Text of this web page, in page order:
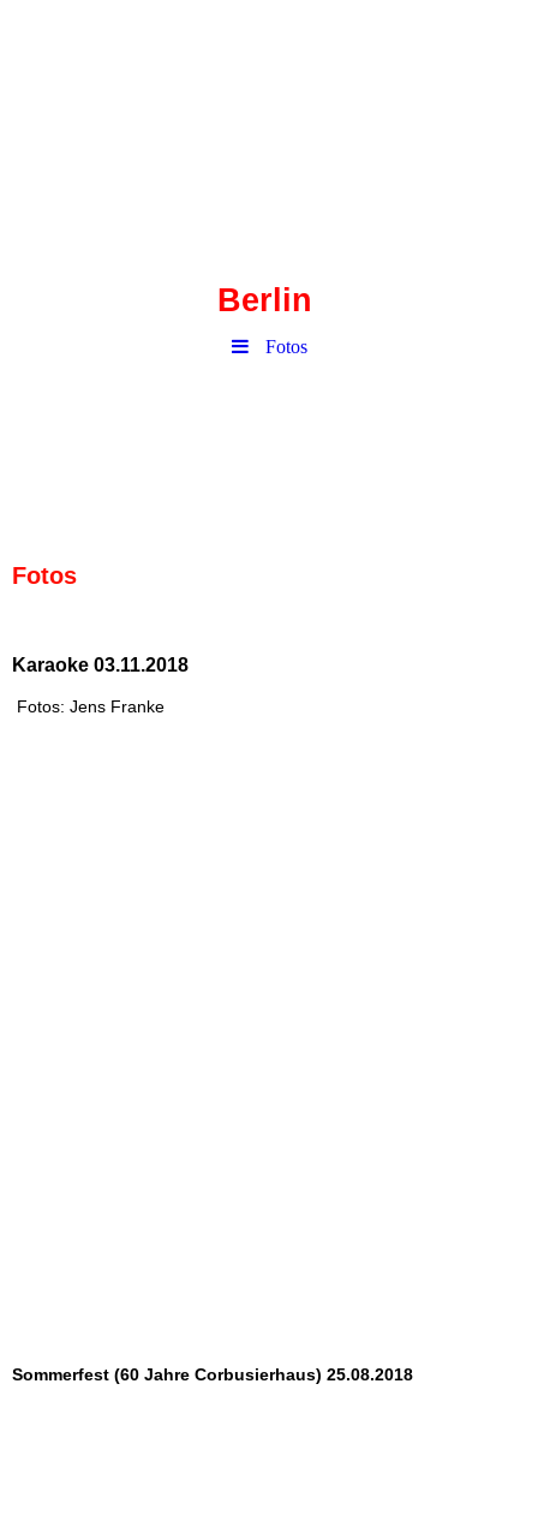
Berlin
Fotos
Fotos
Karaoke 03.11.2018
Fotos: Jens Franke
Sommerfest (60 Jahre Corbusierhaus) 25.08.2018